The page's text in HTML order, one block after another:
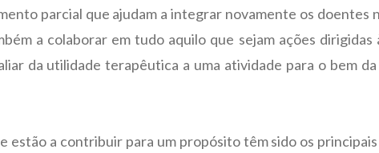
parcial que ajudam a integrar novamente os doentes
a colaborar em tudo aquilo que sejam ações dirigidas
da utilidade terapêutica a uma atividade para o bem da
a contribuir para um propósito têm sido os